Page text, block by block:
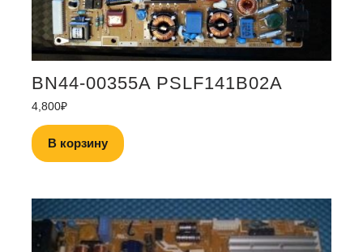
BN44-00355A PSLF141B02A
4,800₽
В корзину